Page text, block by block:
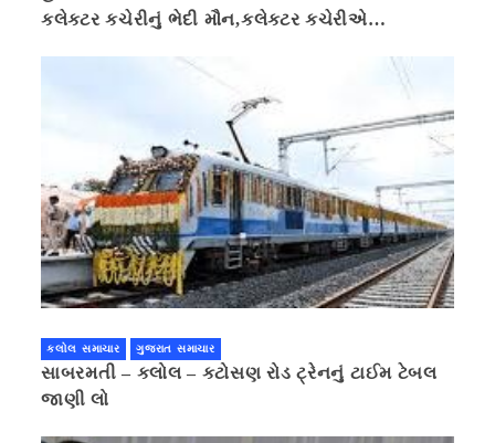
કલેક્ટર કચેરીનું ભેદી મૌન,કલેક્ટર કચેરીએ
કલોલ સમાચાર ગુજરાત સમાચાર
સાબરમતી – કલોલ – કટોસણ રોડ ટ્રેનનું ટાઈમ ટેબલ
જાણી લો